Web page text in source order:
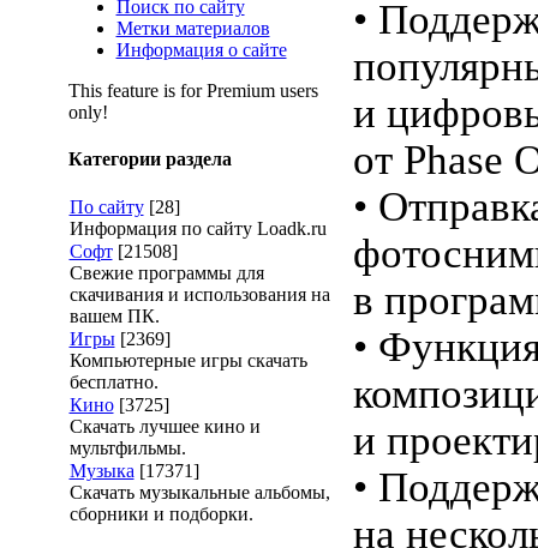
Поиск по сайту
Метки материалов
Информация о сайте
This feature is for Premium users
only!
Категории раздела
По сайту [28]
Информация по сайту Loadk.ru
Софт [21508]
Свежие программы для
скачивания и использования на
вашем ПК.
Игры [2369]
Компьютерные игры скачать
бесплатно.
Кино [3725]
Скачать лучшее кино и
мультфильмы.
Музыка [17371]
Скачать музыкальные альбомы,
сборники и подборки.
•
и
от Phase
•
в
•
и
•
на